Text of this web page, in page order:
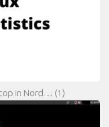
in Nord… (1)